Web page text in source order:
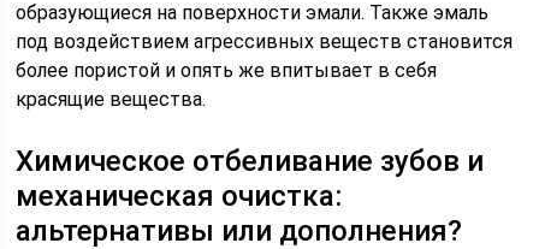
образующиеся на поверхности эмали. Также эмаль
под воздействием агрессивных веществ становится
более пористой и опять же впитывает в себя
красящие вещества.
Химическое отбеливание зубов и
механическая очистка:
альтернативы или дополнения?